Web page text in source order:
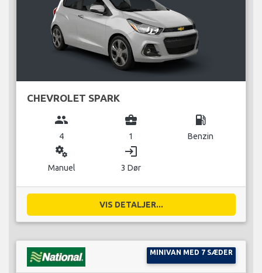
CHEVROLET SPARK
group
4
business_center
1
local_gas_station
Benzin
miscellaneous_services
Manuel
login
3 Dør
VIS DETALJER...
MINIVAN MED 7 SÆDER